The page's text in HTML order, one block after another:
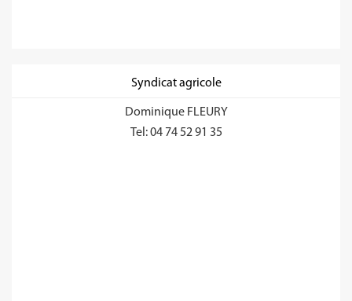
Syndicat agricole
Dominique FLEURY
Tel: 04 74 52 91 35